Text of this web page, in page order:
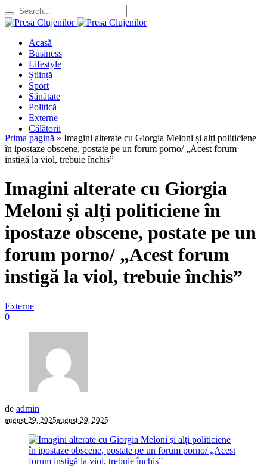
Acasă
Business
Lifestyle
Știință
Sport
Sănătate
Politică
Externe
Călătorii
Prima pagină » Imagini alterate cu Giorgia Meloni și alți politiciene
în ipostaze obscene, postate pe un forum porno/ „Acest forum
instigă la viol, trebuie închis”
Imagini alterate cu Giorgia
Meloni și alți politiciene în
ipostaze obscene, postate pe un
forum porno/ „Acest forum
instigă la viol, trebuie închis”
Externe
0
de admin
august 29, 2025august 29, 2025